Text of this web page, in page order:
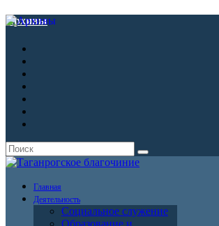
Архивы
Главная
Деятельность
Социальное служение
Образование и